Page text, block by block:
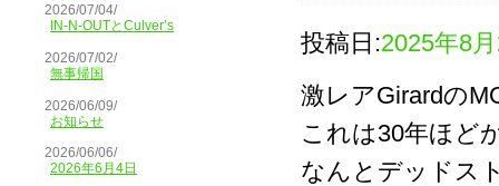
2026/07/04/
IN-N-OUTとCulver’s
2026/07/02/
無事帰国
2026/06/09/
お知らせ
2026/06/06/
2026年6月4日
投稿日:2025年8
激レアGirardの
これは30年ほど
なんとデッドス